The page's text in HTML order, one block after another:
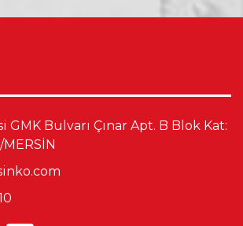
GMK Bulvarı Çınar Apt. B Blok Kat: